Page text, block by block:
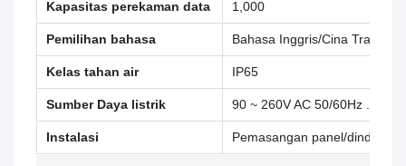
Kapasitas perekaman data 1,000
Pemilihan bahasa Bahasa Inggris/Cina
Kelas tahan air IP65
Sumber Daya listrik 90 ~ 260V AC 50/60Hz .4W
Instalasi Pemasangan panel/dinding/